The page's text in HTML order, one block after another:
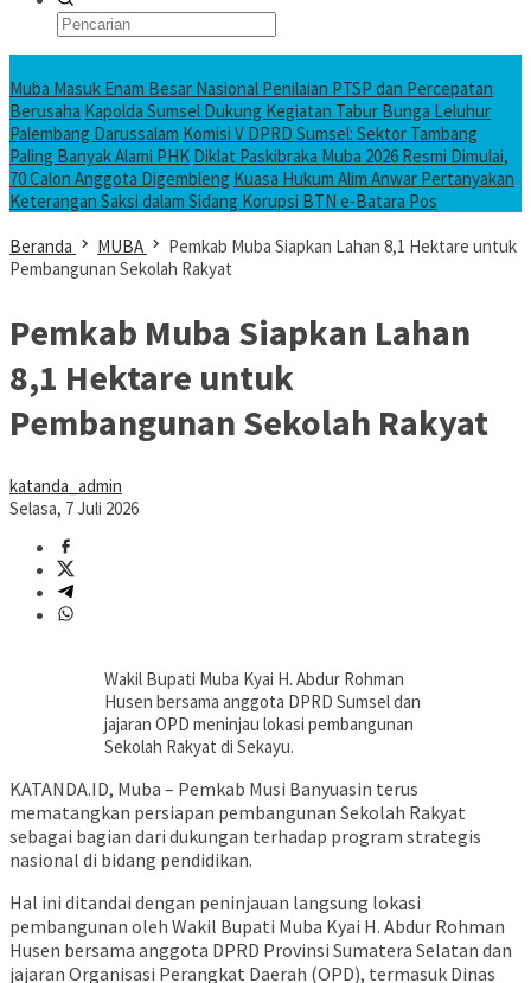
Muba Masuk Enam Besar Nasional Penilaian PTSP dan Percepatan
Berusaha Kapolda Sumsel Dukung Kegiatan Tabur Bunga Leluhur
Palembang Darussalam Komisi V DPRD Sumsel: Sektor Tambang
Paling Banyak Alami PHK Diklat Paskibraka Muba 2026 Resmi Dimulai,
70 Calon Anggota Digembleng Kuasa Hukum Alim Anwar Pertanyakan
Keterangan Saksi dalam Sidang Korupsi BTN e-Batara Pos
Beranda
MUBA
Pemkab Muba Siapkan Lahan 8,1 Hektare untuk
Pembangunan Sekolah Rakyat
Pemkab Muba Siapkan Lahan
8,1 Hektare untuk
Pembangunan Sekolah Rakyat
katanda_admin
Selasa, 7 Juli 2026
Wakil Bupati Muba Kyai H. Abdur Rohman
Husen bersama anggota DPRD Sumsel dan
jajaran OPD meninjau lokasi pembangunan
Sekolah Rakyat di Sekayu.
KATANDA.ID, Muba – Pemkab Musi Banyuasin terus
mematangkan persiapan pembangunan Sekolah Rakyat
sebagai bagian dari dukungan terhadap program strategis
nasional di bidang pendidikan.
Hal ini ditandai dengan peninjauan langsung lokasi
pembangunan oleh Wakil Bupati Muba Kyai H. Abdur Rohman
Husen bersama anggota DPRD Provinsi Sumatera Selatan dan
jajaran Organisasi Perangkat Daerah (OPD), termasuk Dinas